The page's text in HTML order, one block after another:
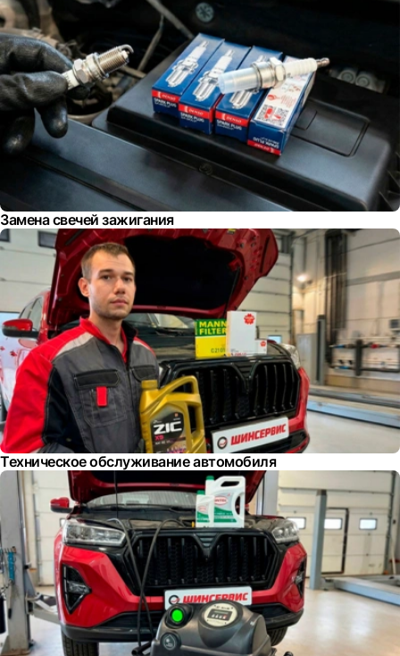
Замена свечей зажигания
Техническое обслуживание автомобиля